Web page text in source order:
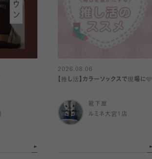
2026.08.06
【推し活】カラーソックスで現場に🩷
靴下屋
ルミネ大宮1店